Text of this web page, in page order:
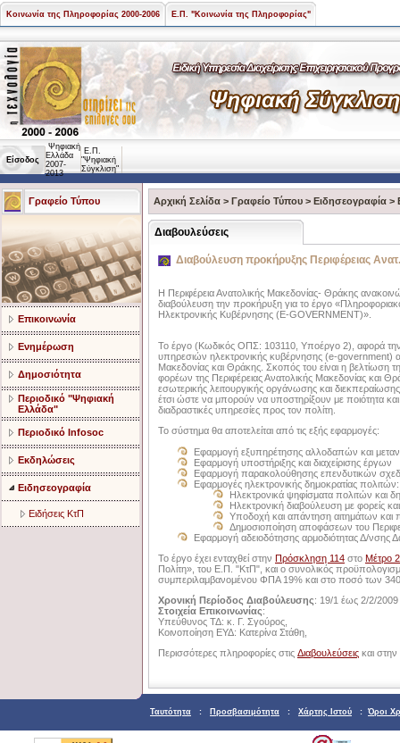
Κοινωνία της Πληροφορίας 2000-2006 Ε.Π. "Κοινωνία της Πληροφορίας"
Είσοδος
Ψηφιακή
Ελλάδα
2007-
2013
Ε.Π.
"Ψηφιακή
Σύγκλιση"
Γραφείο Τύπου
Επικοινωνία
Ενημέρωση
Δημοσιότητα
Περιοδικό "Ψηφιακή
Ελλάδα"
Περιοδικό Infosoc
Εκδηλώσεις
Ειδησεογραφία
Ειδήσεις ΚτΠ
Αρχική Σελίδα > Γραφείο Τύπου > Ειδησεογραφία >
Διαβουλεύσεις
Διαβούλευση προκήρυξης Περιφέρειας
H Περιφέρεια Ανατολικής Μακεδονίας- Θράκης
διαβούλευση την προκήρυξη για το έργο
Ηλεκτρονικής Κυβέρνησης (E-GOVERNMENT)».
Το έργο (Κωδικός ΟΠΣ: 103110, Υποέργο 2), αφορά
υπηρεσιών ηλεκτρονικής κυβέρνησης (e-government)
Μακεδονίας και Θράκης. Σκοπός του είναι η βελτίωση
φορέων της Περιφέρειας Ανατολικής Μακεδονίας και
εσωτερικής λειτουργικής οργάνωσης και
έτσι ώστε να μπορούν να υποστηρίξουν με ποιότητα και
διαδραστικές υπηρεσίες προς τον πολίτη.
Το σύστημα θα αποτελείται από τις εξής εφαρμογές:
Εφαρμογή εξυπηρέτησης αλλοδαπών και
Εφαρμογή υποστήριξης και διαχείρισης έργων
Εφαρμογή παρακολούθησης επενδυτικών
Εφαρμογές ηλεκτρονικής δημοκρατίας πολιτών:
Ηλεκτρονικά ψηφίσματα πολιτών και
Ηλεκτρονική διαβούλευση με φορείς
Υποδοχή και απάντηση αιτημάτων
Δημοσιοποίηση αποφάσεων του
Εφαρμογή αδειοδότησης αρμοδιότητας Δ/νσης
Το έργο έχει ενταχθεί στην Πρόσκληση 114 στο Μέτρο
Πολίτη», του Ε.Π. "ΚτΠ", και ο συνολικός
συμπεριλαμβανομένου ΦΠΑ 19% και στο ποσό των
Χρονική Περίοδος Διαβούλευσης: 19/1 έως 2/2/2009
Στοιχεία Επικοινωνίας:
Υπεύθυνος ΤΔ: κ. Γ. Σγούρος,
Κοινοποίηση ΕΥΔ: Κατερίνα Στάθη,
Περισσότερες πληροφορίες στις Διαβουλεύσεις και στην
Ταυτότητα : Προσβασιμότητα : Χάρτης Ιστού : Όροι